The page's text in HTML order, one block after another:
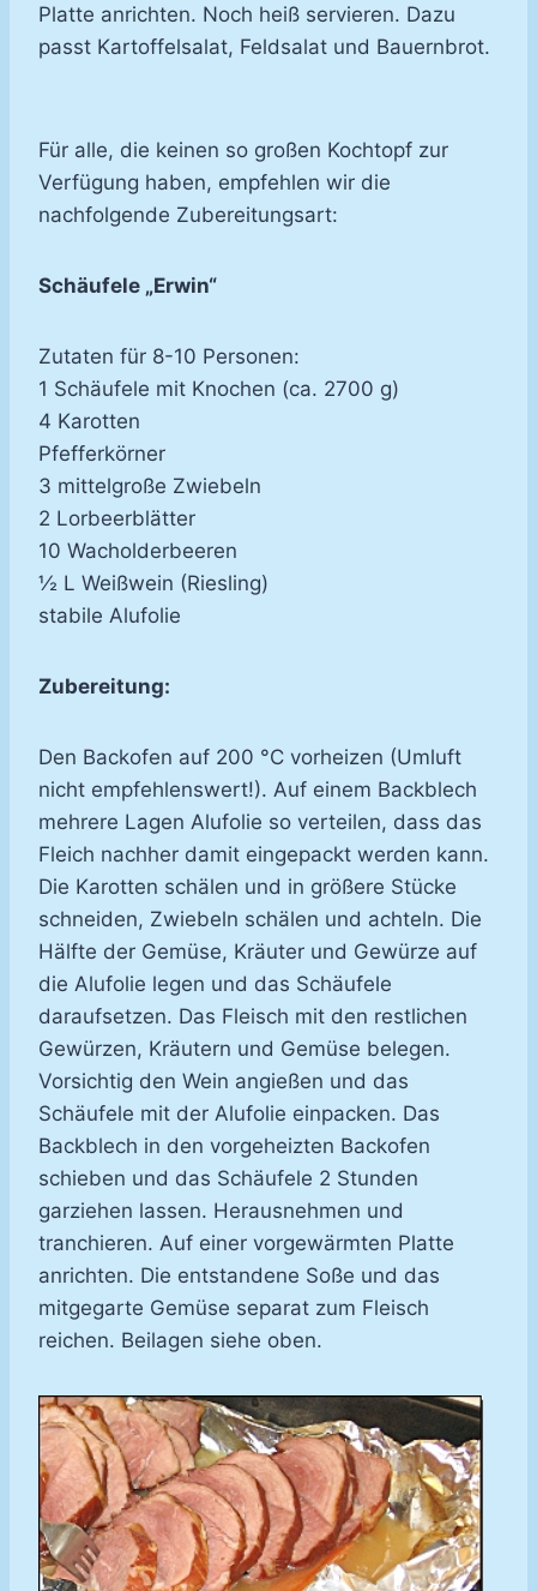
Platte anrichten. Noch heiß servieren. Dazu
passt Kartoffelsalat, Feldsalat und Bauernbrot.
Für alle, die keinen so großen Kochtopf zur
Verfügung haben, empfehlen wir die
nachfolgende Zubereitungsart:
Schäufele „Erwin“
Zutaten für 8-10 Personen:
1 Schäufele mit Knochen (ca. 2700 g)
4 Karotten
Pfefferkörner
3 mittelgroße Zwiebeln
2 Lorbeerblätter
10 Wacholderbeeren
½ L Weißwein (Riesling)
stabile Alufolie
Zubereitung:
Den Backofen auf 200 °C vorheizen (Umluft
nicht empfehlenswert!). Auf einem Backblech
mehrere Lagen Alufolie so verteilen, dass das
Fleich nachher damit eingepackt werden kann.
Die Karotten schälen und in größere Stücke
schneiden, Zwiebeln schälen und achteln. Die
Hälfte der Gemüse, Kräuter und Gewürze auf
die Alufolie legen und das Schäufele
daraufsetzen. Das Fleisch mit den restlichen
Gewürzen, Kräutern und Gemüse belegen.
Vorsichtig den Wein angießen und das
Schäufele mit der Alufolie einpacken. Das
Backblech in den vorgeheizten Backofen
schieben und das Schäufele 2 Stunden
garziehen lassen. Herausnehmen und
tranchieren. Auf einer vorgewärmten Platte
anrichten. Die entstandene Soße und das
mitgegarte Gemüse separat zum Fleisch
reichen. Beilagen siehe oben.